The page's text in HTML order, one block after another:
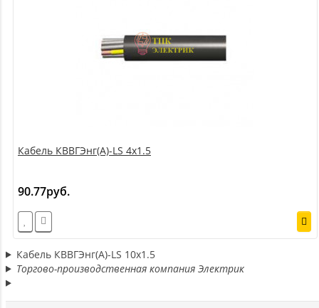
Кабель КВВГЭнг(А)-LS 4х1.5
90.77руб.
Кабель КВВГЭнг(А)-LS 10х1.5
Торгово-производственная компания Электрик